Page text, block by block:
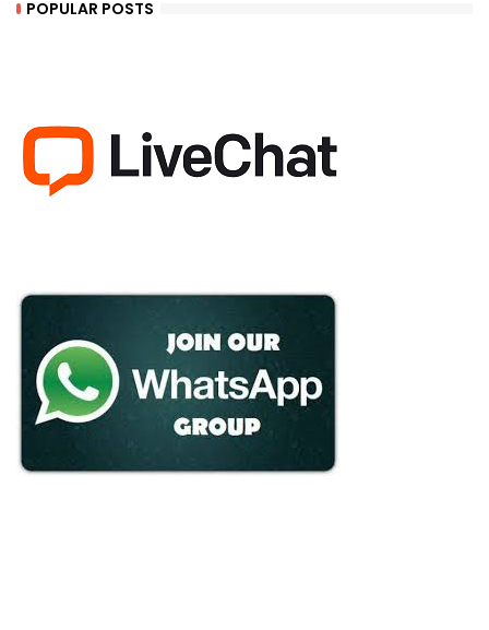
POPULAR POSTS